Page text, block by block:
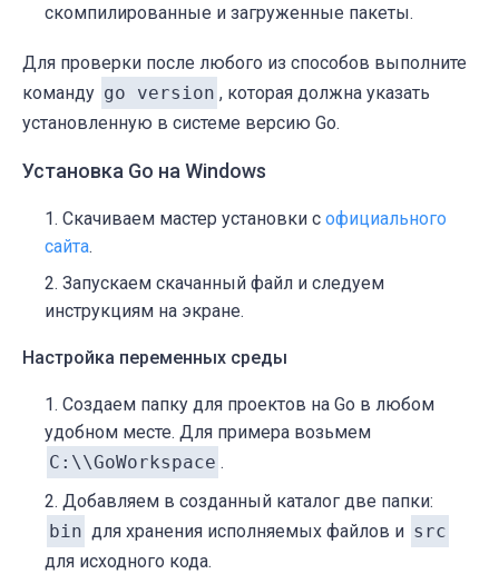
скомпилированные и загруженные пакеты.
Для проверки после любого из способов выполните
команду go version , которая должна указать
установленную в системе версию Go.
Установка Go на Windows
Скачиваем мастер установки с официального
сайта.
Запускаем скачанный файл и следуем
инструкциям на экране.
Настройка переменных среды
Создаем папку для проектов на Go в любом
удобном месте. Для примера возьмем
C:\\GoWorkspace .
Добавляем в созданный каталог две папки:
bin для хранения исполняемых файлов и src
для исходного кода.